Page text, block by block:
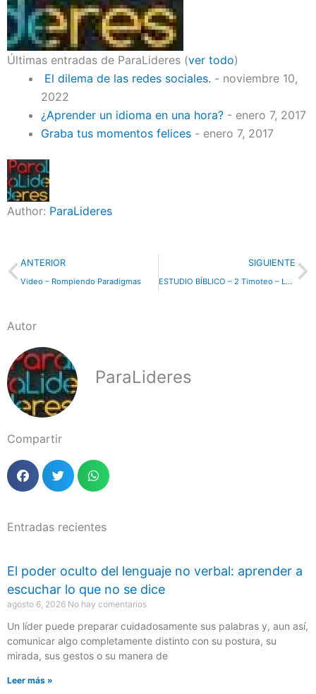
Últimas entradas de ParaLideres (ver todo)
El dilema de las redes sociales. - noviembre 10,
2022
¿Aprender un idioma en una hora? - enero 7, 2017
Graba tus momentos felices - enero 7, 2017
Author: ParaLideres
Previo
ANTERIOR
Video – Rompiendo Paradigmas
SIGUIENTE
ESTUDIO BÍBLICO – 2 Timoteo – Lección 4
Autor
ParaLideres
Compartir
Entradas recientes
El poder oculto del lenguaje no verbal: aprender a
escuchar lo que no se dice
agosto 6, 2026 No hay comentarios
Un líder puede preparar cuidadosamente sus palabras y, aun así,
comunicar algo completamente distinto con su postura, su
mirada, sus gestos o su manera de
Leer más »